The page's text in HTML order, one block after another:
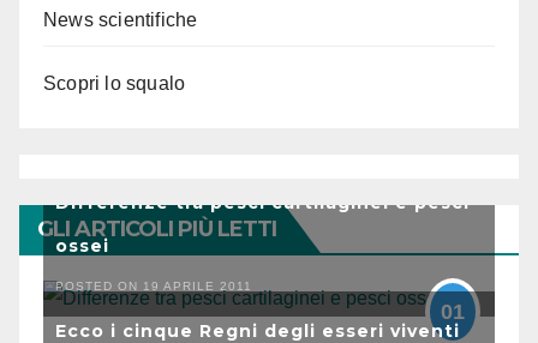
News scientifiche
Scopri lo squalo
GLI ARTICOLI PIÙ LETTI
Differenze tra pesci cartilaginei e pesci
ossei
POSTED ON 19 APRILE 2011
01
Ecco i cinque Regni degli esseri viventi